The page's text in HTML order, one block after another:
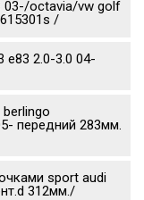
03-/octavia/vw golf
/
e83 2.0-3.0 04-
передний 283мм.
sport audi
312мм./